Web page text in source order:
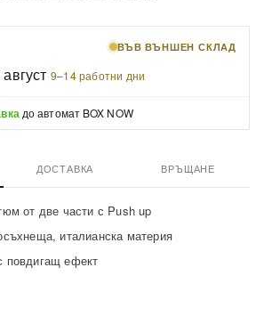
ВЪВ ВЪНШЕН СКЛАД
·9–14 работни дни
до автомат BOX NOW
ДОСТАВКА ВРЪЩАНЕ
от две части с Push up
италианска материя
повдигащ ефект